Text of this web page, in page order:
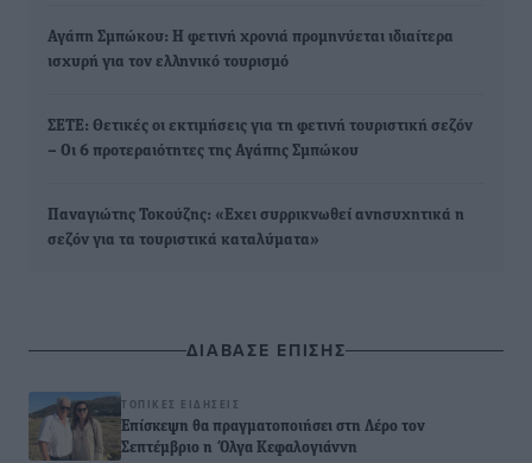
Αγάπη Σμπώκου: Η φετινή χρονιά προμηνύεται ιδιαίτερα
ισχυρή για τον ελληνικό τουρισμό
ΣΕΤΕ: Θετικές οι εκτιμήσεις για τη φετινή τουριστική σεζόν
– Οι 6 προτεραιότητες της Αγάπης Σμπώκου
Παναγιώτης Τοκούζης: «Εχει συρρικνωθεί ανησυχητικά η
σεζόν για τα τουριστικά καταλύματα»
ΔΙΑΒΑΣΕ ΕΠΙΣΗΣ
ΤΟΠΙΚΈΣ ΕΙΔΉΣΕΙΣ
Επίσκεψη θα πραγματοποιήσει στη Λέρο τον
Σεπτέμβριο η Όλγα Κεφαλογιάννη